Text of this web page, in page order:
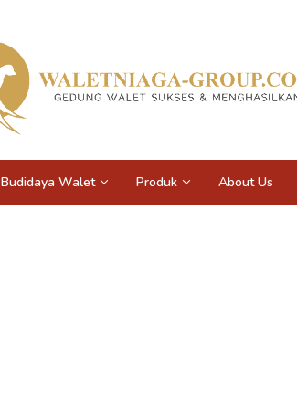
Budidaya Walet Produk About Us